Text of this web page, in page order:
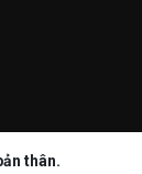
thân.